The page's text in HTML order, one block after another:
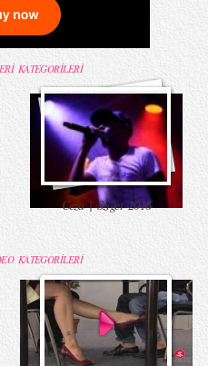
KATEGORİLERİ
Ceza | Sziget 2016
KATEGORİLERİ